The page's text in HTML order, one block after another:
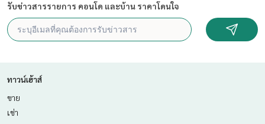
รับข่าวสารรายการ คอนโด และบ้าน ราคาโดนใจ
ทาวน์เฮ้าส์
ขาย
เช่า